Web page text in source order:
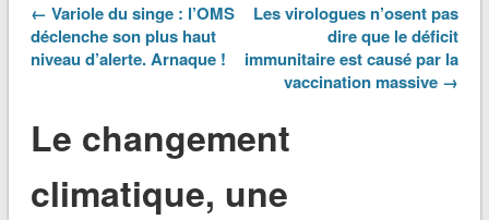
← Variole du singe : l’OMS
déclenche son plus haut
niveau d’alerte. Arnaque !
Les virologues n’osent pas
dire que le déficit
immunitaire est causé par la
vaccination massive →
Le changement
climatique, une